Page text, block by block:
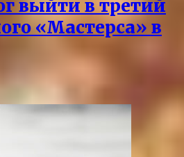
выйти в третий
«Мастерса» в